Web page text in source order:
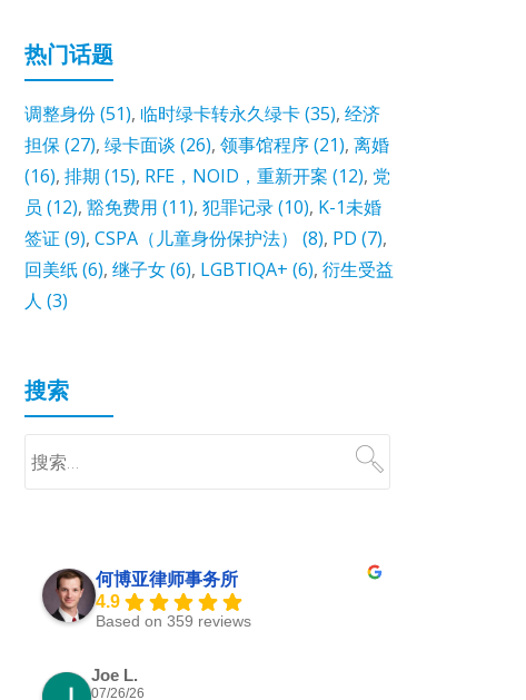
热门话题
调整身份(51), 临时绿卡转永久绿卡(35), 经济
担保(27), 绿卡面谈 (26), 领事馆程序(21), 离婚
(16), 排期 (15), RFE，NOID，重新开案 (12), 党
员 (12), 豁免费用 (11), 犯罪记录(10), K-1未婚
签证 (9), CSPA（儿童身份保护法） (8), PD (7),
回美纸(6), 继子女(6), LGBTIQA+ (6), 衍生受益
人 (3)
搜索
何博亚律师事务所
4.9
Based on 359 reviews
Joe L.
07/26/26